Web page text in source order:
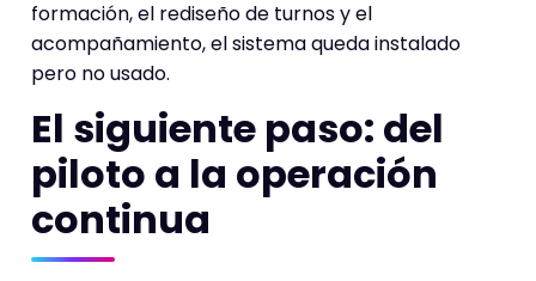
formación, el rediseño de turnos y el
acompañamiento, el sistema queda instalado
pero no usado.
El siguiente paso: del
piloto a la operación
continua